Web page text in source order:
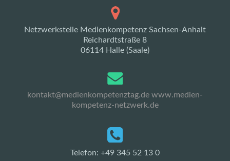
Netzwerkstelle Medienkompetenz Sachsen-Anhalt
Reichardtstraße 8
06114 Halle (Saale)
kontakt@medienkompetenztag.de www.medien-
kompetenz-netzwerk.de
Telefon: +49 345 52 13 0